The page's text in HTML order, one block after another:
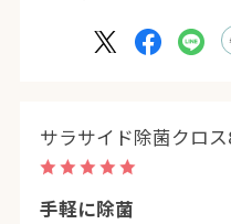
サラサイド除菌クロ
手軽に除菌